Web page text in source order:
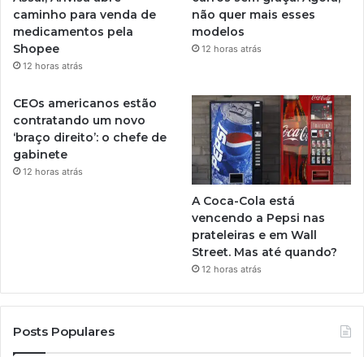
caminho para venda de
medicamentos pela
Shopee
12 horas atrás
não quer mais esses
modelos
12 horas atrás
CEOs americanos estão
contratando um novo
‘braço direito’: o chefe de
gabinete
12 horas atrás
A Coca-Cola está
vencendo a Pepsi nas
prateleiras e em Wall
Street. Mas até quando?
12 horas atrás
Posts Populares